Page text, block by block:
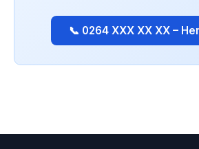
📞 0264 XXX XX XX –